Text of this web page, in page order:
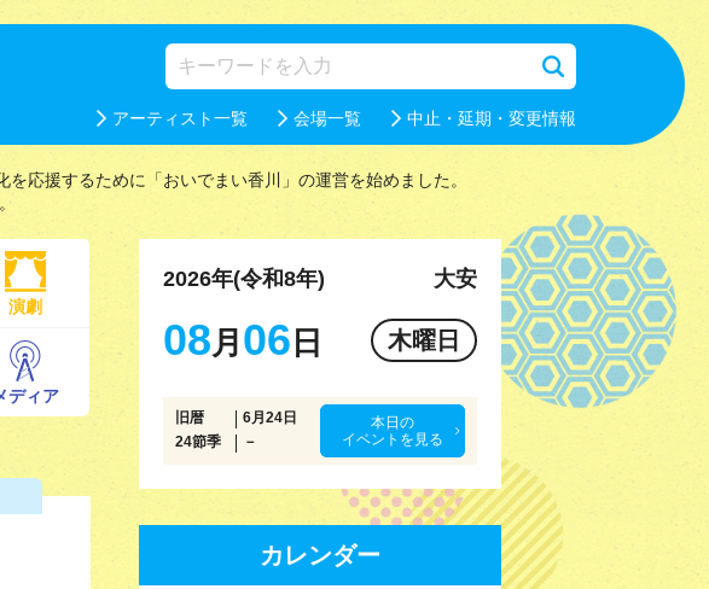
アーティスト一覧 会場一覧 中止・延期・変更情報
応援するために「おいでまい香川」の運営を始めました。
演劇
ディア
2026年(令和8年) 大安
08月 06 日 木曜日
旧暦
6月24日
24節季
－
本日の
イベントを見る
カレンダー